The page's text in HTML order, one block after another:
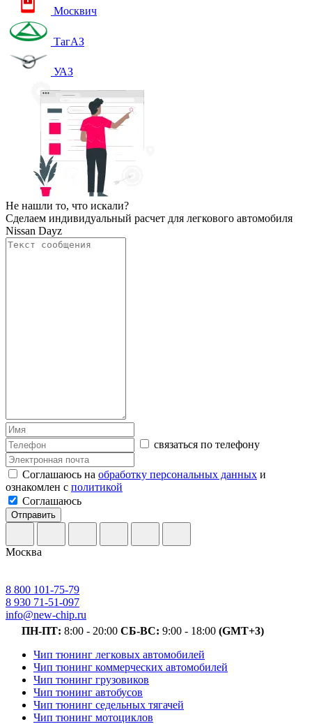
Москвич
ТагАЗ
УАЗ
Не нашли то, что искали?
Сделаем индивидуальный расчет для легкового автомобиля
Nissan Dayz
связаться по телефону
Соглашаюсь на обработку персональных данных и
ознакомлен с политикой
Соглашаюсь
Отправить
Москва
8 800 101-75-79
8 930 71-51-097
info@new-chip.ru
ПН-ПТ: 8:00 - 20:00 СБ-ВС: 9:00 - 18:00 (GMT+3)
Чип тюнинг легковых автомобилей
Чип тюнинг коммерческих автомобилей
Чип тюнинг грузовиков
Чип тюнинг автобусов
Чип тюнинг седельных тягачей
Чип тюнинг мотоциклов